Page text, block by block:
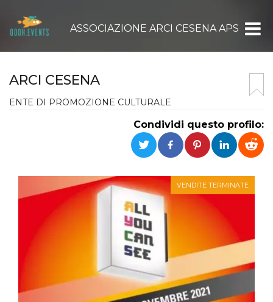
ASSOCIAZIONE ARCI CESENA APS
ARCI CESENA
ENTE DI PROMOZIONE CULTURALE
Condividi questo profilo:
VENDITE TERMINATE